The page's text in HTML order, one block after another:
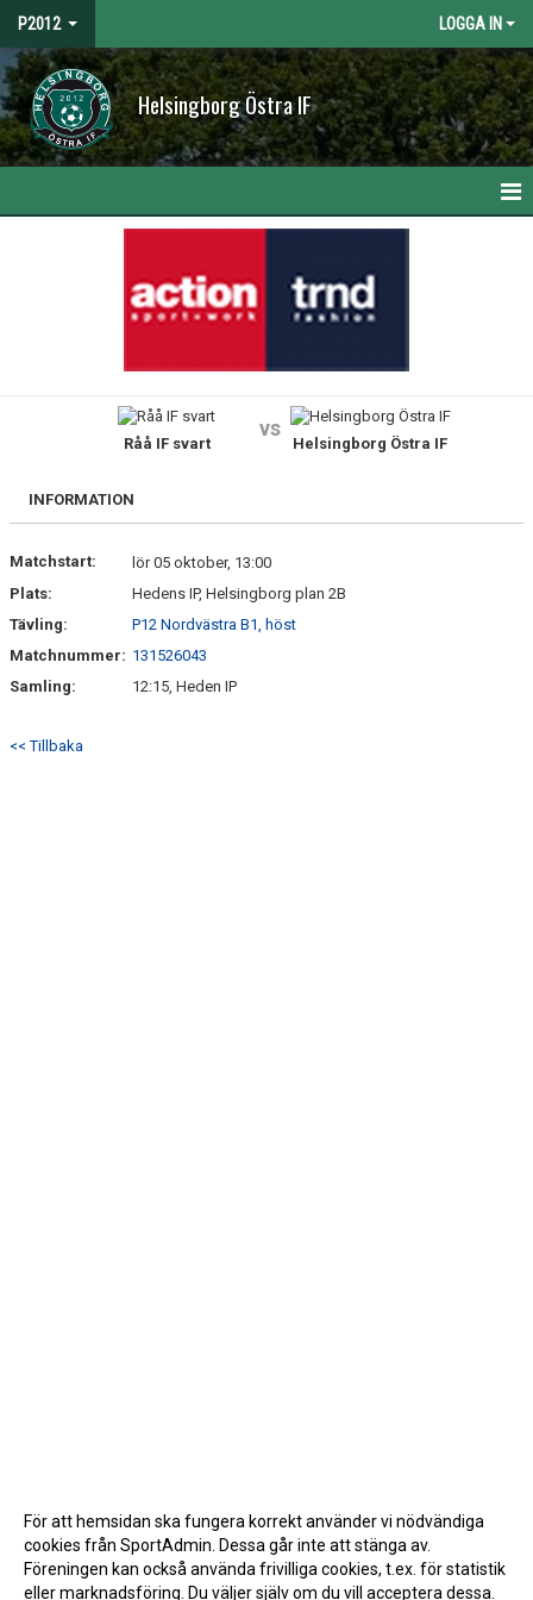
P2012 LOGGA IN
Helsingborg Östra IF
BILDGALLERI
KONTAKT
Råå IF svart
vs
Helsingborg Östra IF
INFORMATION
Matchstart:
lör 05 oktober, 13:00
Plats:
Hedens IP, Helsingborg plan 2B
Tävling:
P12 Nordvästra B1, höst
Matchnummer: 131526043
Samling:
12:15, Heden IP
<< Tillbaka
För att hemsidan ska fungera korrekt använder vi nödvändiga
cookies från SportAdmin. Dessa går inte att stänga av.
Föreningen kan också använda frivilliga cookies, t.ex. för statistik
eller marknadsföring. Du väljer själv om du vill acceptera dessa.